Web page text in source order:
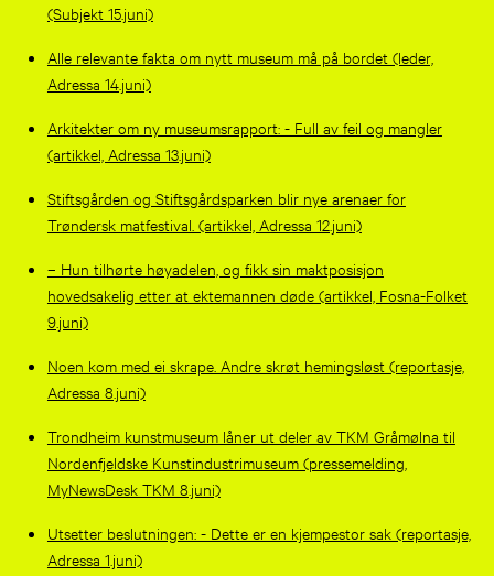
(Subjekt 15.juni)
Alle relevante fakta om nytt museum må på bordet (leder,
Adressa 14.juni)
Arkitekter om ny museumsrapport: - Full av feil og mangler
(artikkel, Adressa 13.juni)
Stiftsgården og Stiftsgårdsparken blir nye arenaer for
Trøndersk matfestival. (artikkel, Adressa 12.juni)
– Hun tilhørte høyadelen, og fikk sin maktposisjon
hovedsakelig etter at ektemannen døde (artikkel, Fosna-Folket
9.juni)
Noen kom med ei skrape. Andre skrøt hemingsløst (reportasje,
Adressa 8.juni)
Trondheim kunstmuseum låner ut deler av TKM Gråmølna til
Nordenfjeldske Kunstindustrimuseum (pressemelding,
MyNewsDesk TKM 8.juni)
Utsetter beslutningen: - Dette er en kjempestor sak (reportasje,
Adressa 1.juni)